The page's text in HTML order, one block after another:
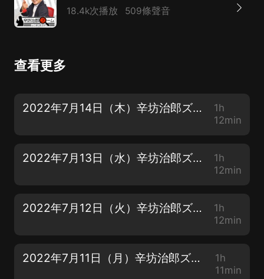
18.4k次播放 509條聲音
查看更多
2022年7月14日（木）辛坊治郎ズームそこまで言うか！
1h
12min
2022年7月13日（水）辛坊治郎ズームそこまで言うか！
1h
12min
2022年7月12日（火）辛坊治郎ズームそこまで言うか！
1h
12min
2022年7月11日（月）辛坊治郎ズームそこまで言うか！
1h
11min